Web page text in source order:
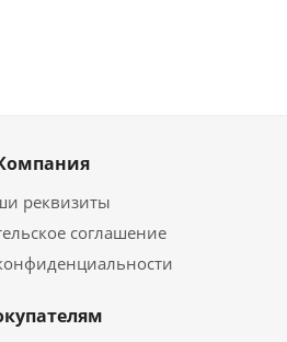
реквизиты
соглашение